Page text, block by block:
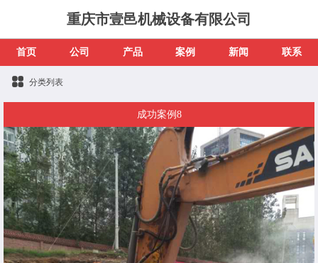
重庆市壹邑机械设备有限公司
首页 公司 产品 案例 新闻 联系
分类列表
成功案例8